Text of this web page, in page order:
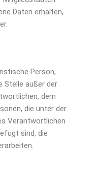
Daten erhalten,
Person,
Stelle außer der
dem
die unter der
Verantwortlichen
sind, die